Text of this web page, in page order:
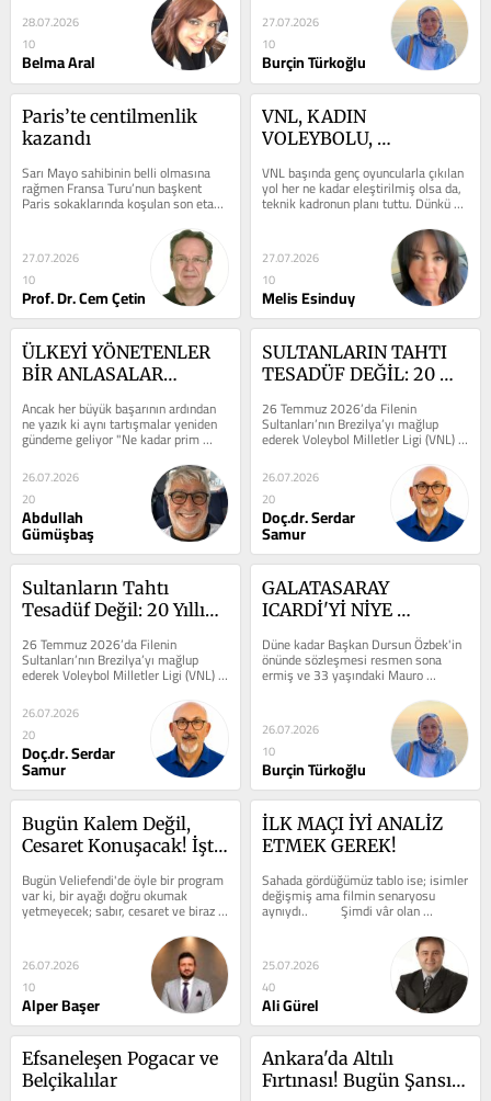
28.07.2026
10
Belma Aral
27.07.2026
10
Burçin Türkoğlu
Paris’te centilmenlik
kazandı
Sarı Mayo sahibinin belli olmasına
rağmen Fransa Turu’nun başkent
Paris sokaklarında koşulan son etabı,
geçen yılki gibi yine nefesleri...
27.07.2026
10
Prof. Dr. Cem Çetin
VNL, KADIN
VOLEYBOLU,
VNL başında genç oyuncularla çıkılan
yol her ne kadar eleştirilmiş olsa da,
teknik kadronun planı tuttu. Dünkü
şampiyonluk maçına...
27.07.2026
10
Melis Esinduy
ÜLKEYİ YÖNETENLER
BİR ANLASALAR…
Ancak her büyük başarının ardından
ne yazık ki aynı tartışmalar yeniden
gündeme geliyor "Ne kadar prim
alacaklar?" 	İşte tam da bu...
26.07.2026
20
Abdullah
Gümüşbaş
SULTANLARIN TAHTI
TESADÜF DEĞİL: 20
26 Temmuz 2026’da Filenin
Sultanları’nın Brezilya’yı mağlup
ederek Voleybol Milletler Ligi (VNL)
şampiyonu olması, tam da böyle bir...
26.07.2026
20
Doç.dr. Serdar
Samur
Sultanların Tahtı
Tesadüf Değil: 20 Yıllık
26 Temmuz 2026’da Filenin
Sultanları’nın Brezilya’yı mağlup
ederek Voleybol Milletler Ligi (VNL)
şampiyonu olması, tam da böyle bir...
26.07.2026
20
Doç.dr. Serdar
Samur
GALATASARAY
ICARDİ'Yİ NİYE
Düne kadar Başkan Dursun Özbek'in
önünde sözleşmesi resmen sona
ermiş ve 33 yaşındaki Mauro
Icardi’nin dosyası duruyordu.  	  ...
26.07.2026
10
Burçin Türkoğlu
Bugün Kalem Değil,
Cesaret Konuşacak! İşte
Güvendiğim Kupon...
Bugün Veliefendi'de öyle bir program
var ki, bir ayağı doğru okumak
yetmeyecek; sabır, cesaret ve biraz
da yarış zekâsı gerekecek. Kimi...
26.07.2026
10
Alper Başer
İLK MAÇI İYİ ANALİZ
ETMEK GEREK!
Sahada gördüğümüz tablo ise; isimler
değişmiş ama filmin senaryosu
aynıydı.. 	  	Şimdi vâr olan
sıkıntıları konu...
25.07.2026
40
Ali Gürel
Efsaneleşen Pogacar ve
Belçikalılar
Ankara'da Altılı
Fırtınası! Bugün Şansın